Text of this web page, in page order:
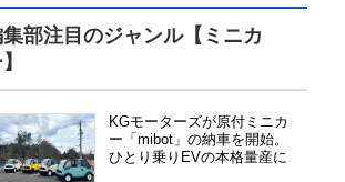
部注目のジャンル【ミニカ
KGモーターズが原付ミニカ
ー「mibot」の納車を開始。
ひとり乗りEVの本格量産に